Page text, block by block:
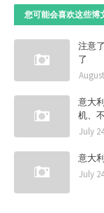
您可能会喜欢这些博
注意
了
意大
机、
July
意大
July